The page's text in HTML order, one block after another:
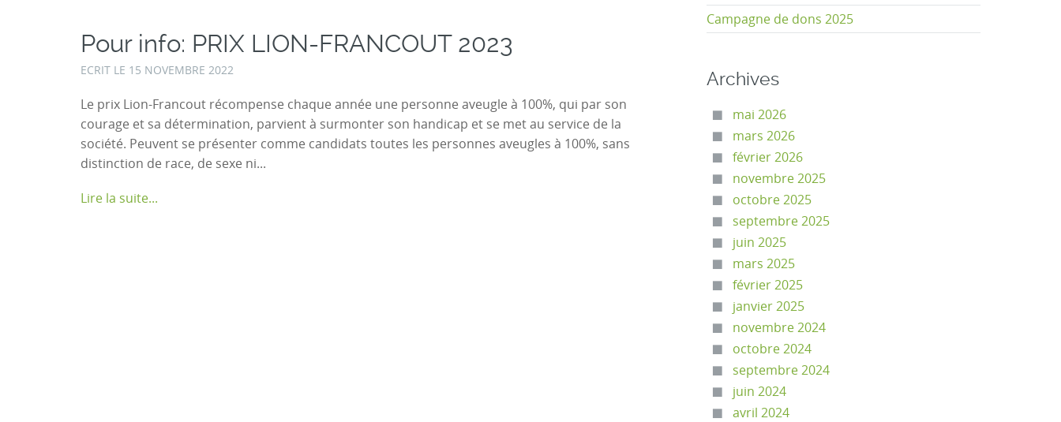
Pour info: PRIX LION-FRANCOUT 2023
ECRIT LE 15 NOVEMBRE 2022
Le prix Lion-Francout récompense chaque année une personne aveugle à 100%, qui par son
courage et sa détermination, parvient à surmonter son handicap et se met au service de la
société. Peuvent se présenter comme candidats toutes les personnes aveugles à 100%, sans
distinction de race, de sexe ni...
Lire la suite...
Campagne de dons 2025
Archives
mai 2026
mars 2026
février 2026
novembre 2025
octobre 2025
septembre 2025
juin 2025
mars 2025
février 2025
janvier 2025
novembre 2024
octobre 2024
septembre 2024
juin 2024
avril 2024